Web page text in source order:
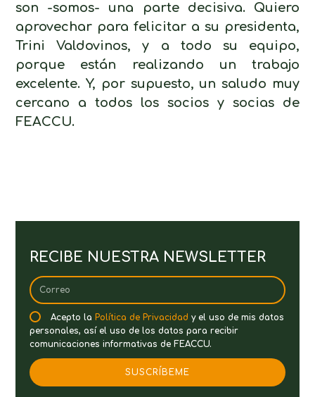
son -somos- una parte decisiva. Quiero
aprovechar para felicitar a su presidenta,
Trini Valdovinos, y a todo su equipo,
porque están realizando un trabajo
excelente. Y, por supuesto, un saludo muy
cercano a todos los socios y socias de
FEACCU.
RECIBE NUESTRA NEWSLETTER
Acepto la Política de Privacidad y el uso de mis datos
personales, así el uso de los datos para recibir
comunicaciones informativas de FEACCU.
SUSCRÍBEME